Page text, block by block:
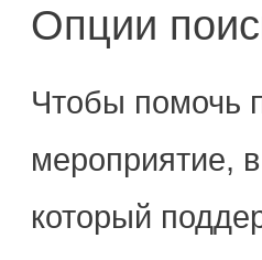
Опции
Чтобы помочь
мероприятие,
который